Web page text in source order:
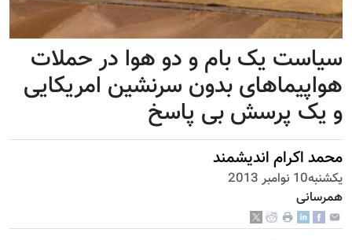
سیاست یک بام و دو هوا در حملات
هواپیماهای بدون سرنشین امریکایی
و یک پرسش بی پاسخ
محمد اکرام اندیشمند
يكشنبه10 نوامبر 2013
همرسانی